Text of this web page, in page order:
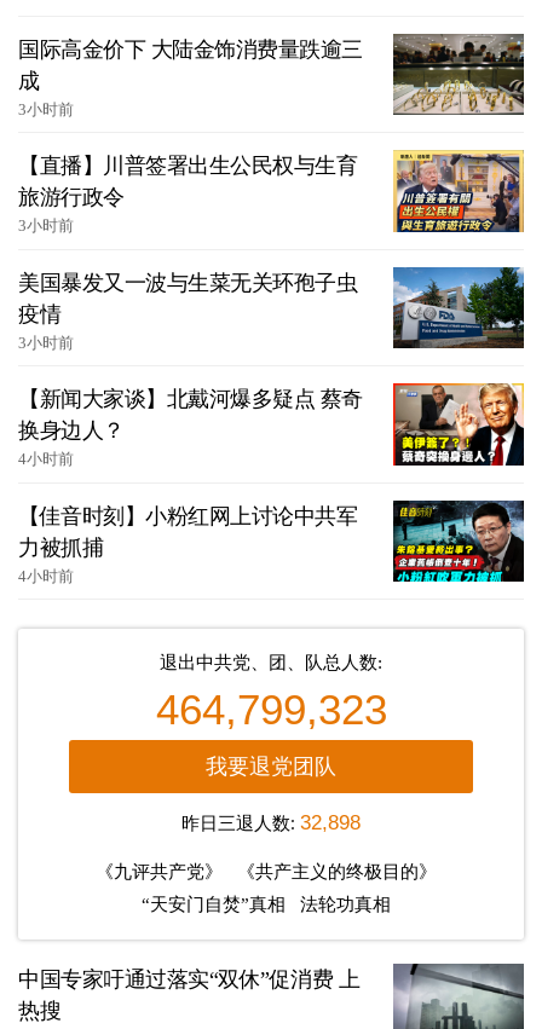
国际高金价下 大陆金饰消费量跌逾三
成
3小时前
【直播】川普签署出生公民权与生育
旅游行政令
3小时前
美国暴发又一波与生菜无关环孢子虫
疫情
3小时前
【新闻大家谈】北戴河爆多疑点 蔡奇
换身边人？
4小时前
【佳音时刻】小粉红网上讨论中共军
力被抓捕
4小时前
退出中共党、团、队总人数:
464,799,323
我要退党团队
昨日三退人数: 32,898
《九评共产党》
《共产主义的终极目的》
“天安门自焚”真相
法轮功真相
中国专家吁通过落实“双休”促消费 上
热搜